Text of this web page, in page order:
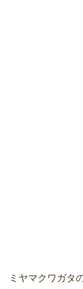
ミヤマクワガタ